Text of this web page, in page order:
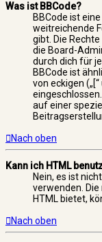
Was ist BBCode?
BBCode ist
weitreichende
gibt. Die
die Board-
durch dich für
BBCode ist
von eckigen
auf einer
Nach oben
Kann ich HTML
Nein, es ist
verwenden.
HTML bietet,
Nach oben